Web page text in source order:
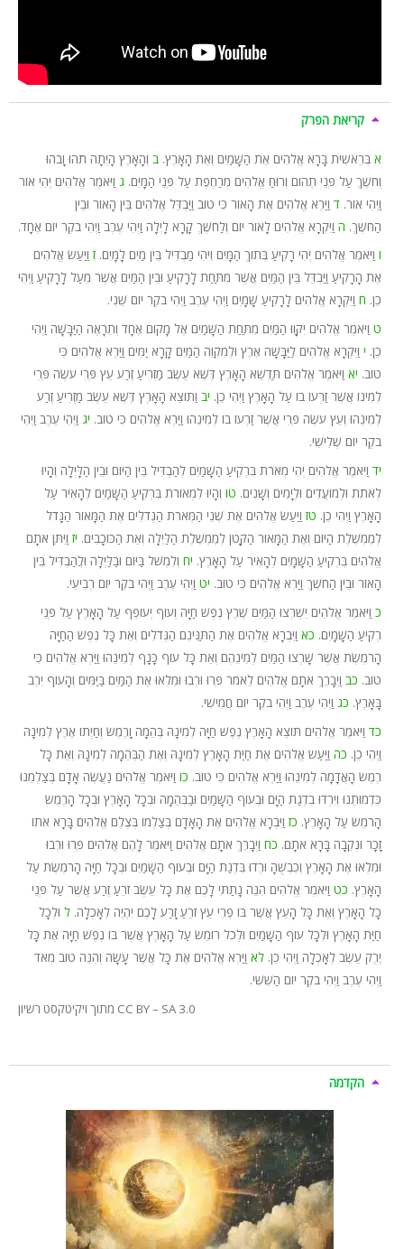
קריאת הפרק
א בְּרֵאשִׁית בָּרָא אֱלֹהִים אֵת הַשָּׁמַיִם וְאֵת הָאָרֶץ. ב וְהָאָרֶץ הָיְתָה תֹהוּ וָבֹהוּ
וְחֹשֶׁךְ עַל פְּנֵי תְהוֹם וְרוּחַ אֱלֹהִים מְרַחֶפֶת עַל פְּנֵי הַמָּיִם. ג וַיֹּאמֶר אֱלֹהִים יְהִי אוֹר
וַיְהִי אוֹר. ד וַיַּרְא אֱלֹהִים אֶת הָאוֹר כִּי טוֹב וַיַּבְדֵּל אֱלֹהִים בֵּין הָאוֹר וּבֵין
הַחֹשֶׁךְ. ה וַיִּקְרָא אֱלֹהִים לָאוֹר יוֹם וְלַחֹשֶׁךְ קָרָא לָיְלָה וַיְהִי עֶרֶב וַיְהִי בֹקֶר יוֹם אֶחָד.
ו וַיֹּאמֶר אֱלֹהִים יְהִי רָקִיעַ בְּתוֹךְ הַמָּיִם וִיהִי מַבְדִּיל בֵּין מַיִם לָמָיִם. ז וַיַּעַשׂ אֱלֹהִים
אֶת הָרָקִיעַ וַיַּבְדֵּל בֵּין הַמַּיִם אֲשֶׁר מִתַּחַת לָרָקִיעַ וּבֵין הַמַּיִם אֲשֶׁר מֵעַל לָרָקִיעַ וַיְהִי
כֵן. ח וַיִּקְרָא אֱלֹהִים לָרָקִיעַ שָׁמָיִם וַיְהִי עֶרֶב וַיְהִי בֹקֶר יוֹם שֵׁנִי.
ט וַיֹּאמֶר אֱלֹהִים יִקָּווּ הַמַּיִם מִתַּחַת הַשָּׁמַיִם אֶל מָקוֹם אֶחָד וְתֵרָאֶה הַיַּבָּשָׁה וַיְהִי
כֵן. י וַיִּקְרָא אֱלֹהִים לַיַּבָּשָׁה אֶרֶץ וּלְמִקְוֵה הַמַּיִם קָרָא יַמִּים וַיַּרְא אֱלֹהִים כִּי
טוֹב. יא וַיֹּאמֶר אֱלֹהִים תַּדְשֵׁא הָאָרֶץ דֶּשֶׁא עֵשֶׂב מַזְרִיעַ זֶרַע עֵץ פְּרִי עֹשֶׂה פְּרִי
לְמִינוֹ אֲשֶׁר זַרְעוֹ בוֹ עַל הָאָרֶץ וַיְהִי כֵן. יב וַתּוֹצֵא הָאָרֶץ דֶּשֶׁא עֵשֶׂב מַזְרִיעַ זֶרַע
לְמִינֵהוּ וְעֵץ עֹשֶׂה פְּרִי אֲשֶׁר זַרְעוֹ בוֹ לְמִינֵהוּ וַיַּרְא אֱלֹהִים כִּי טוֹב. יג וַיְהִי עֶרֶב וַיְהִי
בֹקֶר יוֹם שְׁלִישִׁי.
יד וַיֹּאמֶר אֱלֹהִים יְהִי מְאֹרֹת בִּרְקִיעַ הַשָּׁמַיִם לְהַבְדִּיל בֵּין הַיּוֹם וּבֵין הַלָּיְלָה וְהָיוּ
לְאֹתֹת וּלְמוֹעֲדִים וּלְיָמִים וְשָׁנִים. טו וְהָיוּ לִמְאוֹרֹת בִּרְקִיעַ הַשָּׁמַיִם לְהָאִיר עַל
הָאָרֶץ וַיְהִי כֵן. טז וַיַּעַשׂ אֱלֹהִים אֶת שְׁנֵי הַמְּאֹרֹת הַגְּדֹלִים אֶת הַמָּאוֹר הַגָּדֹל
לְמֶמְשֶׁלֶת הַיּוֹם וְאֶת הַמָּאוֹר הַקָּטֹן לְמֶמְשֶׁלֶת הַלַּיְלָה וְאֵת הַכּוֹכָבִים. יז וַיִּתֵּן אֹתָם
אֱלֹהִים בִּרְקִיעַ הַשָּׁמָיִם לְהָאִיר עַל הָאָרֶץ. יח וְלִמְשֹׁל בַּיּוֹם וּבַלַּיְלָה וּלֲהַבְדִּיל בֵּין
הָאוֹר וּבֵין הַחֹשֶׁךְ וַיַּרְא אֱלֹהִים כִּי טוֹב. יט וַיְהִי עֶרֶב וַיְהִי בֹקֶר יוֹם רְבִיעִי.
כ וַיֹּאמֶר אֱלֹהִים יִשְׁרְצוּ הַמַּיִם שֶׁרֶץ נֶפֶשׁ חַיָּה וְעוֹף יְעוֹפֵף עַל הָאָרֶץ עַל פְּנֵי
רְקִיעַ הַשָּׁמָיִם. כא וַיִּבְרָא אֱלֹהִים אֶת הַתַּנִּינִם הַגְּדֹלִים וְאֵת כָּל נֶפֶשׁ הַחַיָּה
הָרֹמֶשֶׂת אֲשֶׁר שָׁרְצוּ הַמַּיִם לְמִינֵהֶם וְאֵת כָּל עוֹף כָּנָף לְמִינֵהוּ וַיַּרְא אֱלֹהִים כִּי
טוֹב. כב וַיְבָרֶךְ אֹתָם אֱלֹהִים לֵאמֹר פְּרוּ וּרְבוּ וּמִלְאוּ אֶת הַמַּיִם בַּיַּמִּים וְהָעוֹף יִרֶב
בָּאָרֶץ. כג וַיְהִי עֶרֶב וַיְהִי בֹקֶר יוֹם חֲמִישִׁי.
כד וַיֹּאמֶר אֱלֹהִים תּוֹצֵא הָאָרֶץ נֶפֶשׁ חַיָּה לְמִינָהּ בְּהֵמָה וָרֶמֶשׂ וְחַיְתוֹ אֶרֶץ לְמִינָהּ
וַיְהִי כֵן. כה וַיַּעַשׂ אֱלֹהִים אֶת חַיַּת הָאָרֶץ לְמִינָהּ וְאֶת הַבְּהֵמָה לְמִינָהּ וְאֵת כָּל
רֶמֶשׂ הָאֲדָמָה לְמִינֵהוּ וַיַּרְא אֱלֹהִים כִּי טוֹב. כו וַיֹּאמֶר אֱלֹהִים נַעֲשֶׂה אָדָם בְּצַלְמֵנוּ
כִּדְמוּתֵנוּ וְיִרְדּוּ בִדְגַת הַיָּם וּבְעוֹף הַשָּׁמַיִם וּבַבְּהֵמָה וּבְכָל הָאָרֶץ וּבְכָל הָרֶמֶשׂ
הָרֹמֵשׂ עַל הָאָרֶץ. כז וַיִּבְרָא אֱלֹהִים אֶת הָאָדָם בְּצַלְמוֹ בְּצֶלֶם אֱלֹהִים בָּרָא אֹתוֹ
זָכָר וּנְקֵבָה בָּרָא אֹתָם. כח וַיְבָרֶךְ אֹתָם אֱלֹהִים וַיֹּאמֶר לָהֶם אֱלֹהִים פְּרוּ וּרְבוּ
וּמִלְאוּ אֶת הָאָרֶץ וְכִבְשֻׁהָ וּרְדוּ בִּדְגַת הַיָּם וּבְעוֹף הַשָּׁמַיִם וּבְכָל חַיָּה הָרֹמֶשֶׂת עַל
הָאָרֶץ. כט וַיֹּאמֶר אֱלֹהִים הִנֵּה נָתַתִּי לָכֶם אֶת כָּל עֵשֶׂב זֹרֵעַ זֶרַע אֲשֶׁר עַל פְּנֵי
כָל הָאָרֶץ וְאֶת כָּל הָעֵץ אֲשֶׁר בּוֹ פְרִי עֵץ זֹרֵעַ זָרַע לָכֶם יִהְיֶה לְאָכְלָה. ל וּלְכָל
חַיַּת הָאָרֶץ וּלְכָל עוֹף הַשָּׁמַיִם וּלְכֹל רוֹמֵשׂ עַל הָאָרֶץ אֲשֶׁר בּוֹ נֶפֶשׁ חַיָּה אֶת כָּל
יֶרֶק עֵשֶׂב לְאָכְלָה וַיְהִי כֵן. לא וַיַּרְא אֱלֹהִים אֶת כָּל אֲשֶׁר עָשָׂה וְהִנֵּה טוֹב מְאֹד
וַיְהִי עֶרֶב וַיְהִי בֹקֶר יוֹם הַשִּׁשִּׁי.
מתוך ויקיטקסט רשיון CC BY – SA 3.0
הקדמה